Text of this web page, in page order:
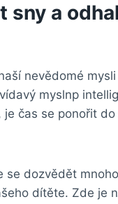
sny a
nevědomé
​myslnp
čas se ponořit
se ‌dozvědět
dítěte.⁤ Zde je